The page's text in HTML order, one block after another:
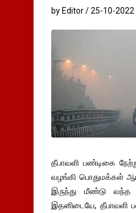
by Editor / 25-10-
தீபாவளி பண்டிகை
வழங்கி பொதுமக்கள்
இருந்து மீண்டு வந்த
இதனிடையே, தீபாவளி